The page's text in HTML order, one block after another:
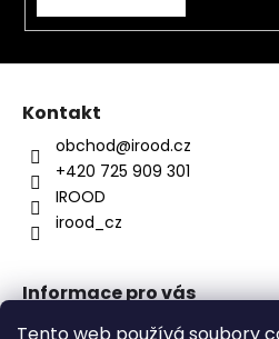
Kontakt
obchod@irood.cz
+420 725 909 301
IROOD
irood_cz
Informace pro vás
O nás